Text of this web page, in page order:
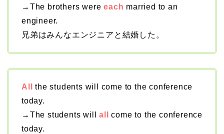
→The brothers wereeach married to an
engineer.
兄弟はみんなエンジニアと結婚した。
All
the students will come to the conference
today.
→The students willall
come to the conference
today.